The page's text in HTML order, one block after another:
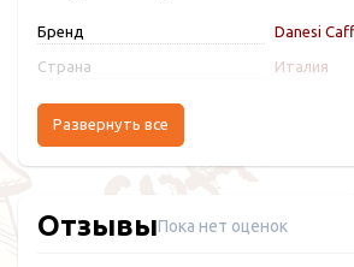
Бренд Danesi
Страна Италия
Развернуть все
ОтзывыПока нет оценок